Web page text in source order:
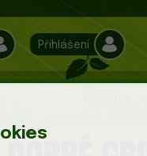
Přihlášení